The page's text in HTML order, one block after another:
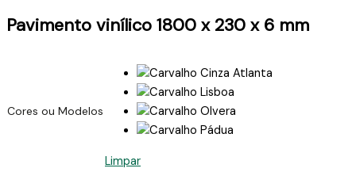
Pavimento vinílico 1800 x 230 x 6 mm
Cores ou Modelos
Limpar